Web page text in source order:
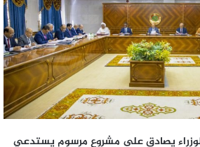
يصادق على مشروع مرسوم يستدعي